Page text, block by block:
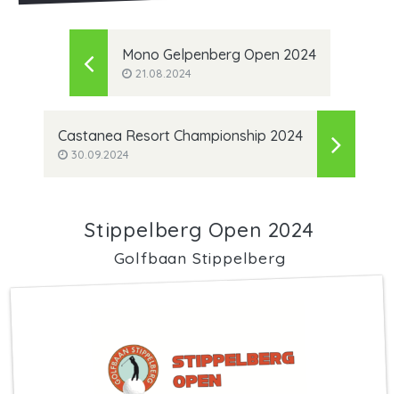
Mono Gelpenberg Open 2024
21.08.2024
Castanea Resort Championship 2024
30.09.2024
Stippelberg Open 2024
Golfbaan Stippelberg